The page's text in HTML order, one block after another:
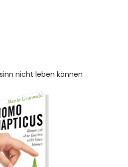
nicht leben können